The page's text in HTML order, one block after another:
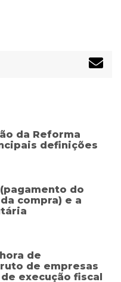
da Reforma
definições
do
compra) e a
de
de empresas
execução fiscal